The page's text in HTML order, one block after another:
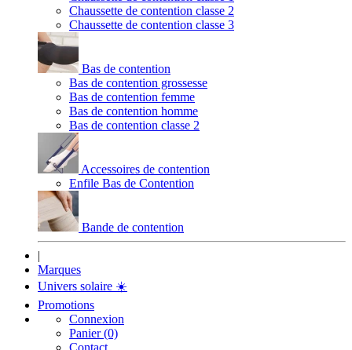
Chaussette de contention classe 2
Chaussette de contention classe 3
Bas de contention
Bas de contention grossesse
Bas de contention femme
Bas de contention homme
Bas de contention classe 2
Accessoires de contention
Enfile Bas de Contention
Bande de contention
|
Marques
Univers solaire ☀️
Promotions
Connexion
Panier (0)
Contact